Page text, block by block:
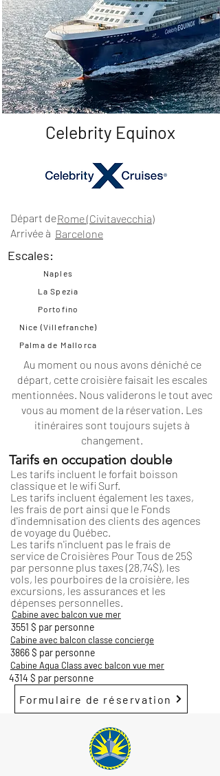
Celebrity Equinox
Départ de
Arrivée à
Rome (Civitavecchia)
Barcelone
Escales:
Naples
La Spezia
Portofino
Nice (Villefranche)
Palma de Mallorca
Au moment ou nous avons déniché ce
départ, cette croisière faisait les escales
mentionnées. Nous validerons le tout avec
vous au moment de la réservation. Les
itinéraires sont toujours sujets à
changement.
Tarifs en occupation double
Les tarifs incluent le forfait boisson
classique et le wifi Surf.
Les tarifs incluent également les taxes,
les frais de port ainsi que le Fonds
d'indemnisation des clients des agences
de voyage du Québec.
Les tarifs n'incluent pas le frais de
service de Croisières Pour Tous de 25$
par personne plus taxes (28,74$), les
vols, les pourboires de la croisière, les
excursions, les assurances et les
dépenses personnelles.
Cabine avec balcon vue mer
3551 $ par personne
Cabine avec balcon classe concierge
3866 $ par personne
Cabine Aqua Class avec balcon vue mer
4314 $ par personne
Formulaire de réservation